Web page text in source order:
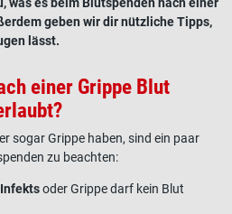
geben wir dir nützliche Tipps,
lässt.
einer Grippe Blut
sogar Grippe haben, sind ein paar
zu beachten:
Infektsoder Grippe darf kein Blut